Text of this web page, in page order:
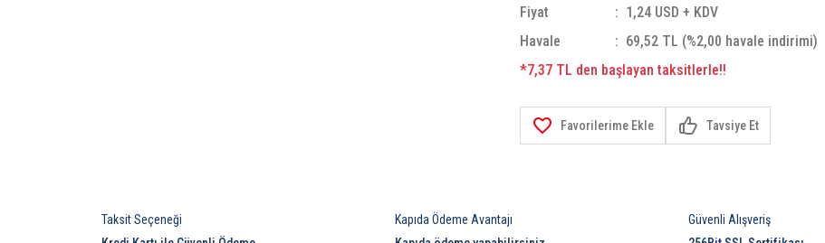
Fiyat
1,24 USD + KDV
Havale
69,52 TL (%2,00 havale indirimi)
*7,37 TL den başlayan taksitlerle!!
Tavsiye Et
Kapıda Ödeme Avantajı
Güvenli Alışveriş
Taksit Seçeneği